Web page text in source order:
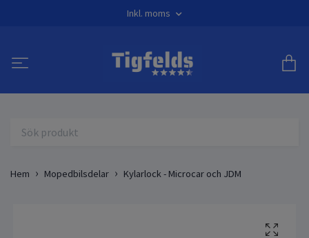
Inkl. moms
Hem Mopedbilsdelar Kylarlock - Microcar och JDM